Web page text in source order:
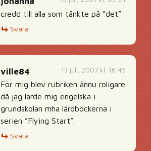
credd till alla som tänkte på ”det”
Svara
13 juli, 2007 kl. 16:45
ville84
För mig blev rubriken ännu roligare
då jag lärde mig engelska i
grundskolan mha läroböckerna i
serien ”Flying Start”.
Svara